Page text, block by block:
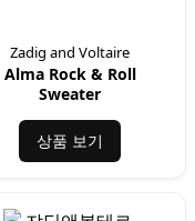
Zadig and Voltaire
Alma Rock & Roll
Sweater
상품 보기